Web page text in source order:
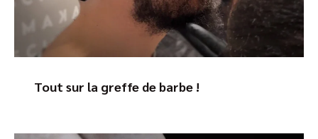
Tout sur la greffe de barbe !